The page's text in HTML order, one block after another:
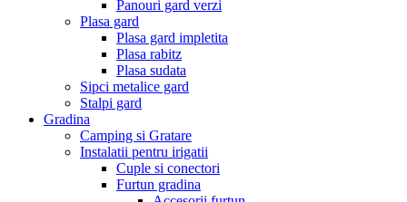
Panouri gard verzi
Plasa gard
Plasa gard impletita
Plasa rabitz
Plasa sudata
Sipci metalice gard
Stalpi gard
Gradina
Camping si Gratare
Instalatii pentru irigatii
Cuple si conectori
Furtun gradina